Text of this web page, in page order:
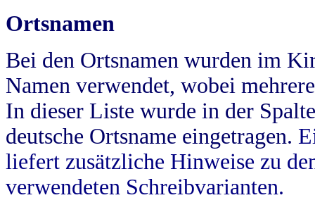
Ortsnamen
Bei den Ortsnamen wurden im
Namen verwendet, wobei
In dieser Liste wurde in der
deutsche Ortsname eingetragen.
liefert zusätzliche Hinweise zu
verwendeten Schreibvarianten.